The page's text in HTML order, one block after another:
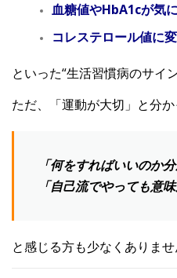
血糖値やHbA1cが気
コレステロール値に
といった“生活習慣病のサイ
ただ、「運動が大切」と分か
「何をすればいいのか
「自己流でやっても意
と感じる方も少なくありませ